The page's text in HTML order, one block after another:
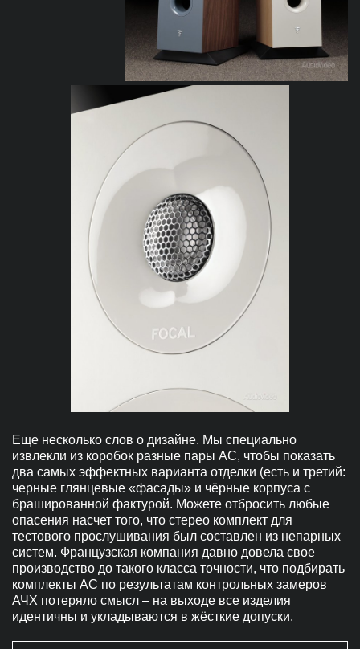
Еще несколько слов о дизайне. Мы специально
извлекли из коробок разные пары АС, чтобы показать
два самых эффектных варианта отделки (есть и третий:
черные глянцевые «фасады» и чёрные корпуса с
брашированной фактурой. Можете отбросить любые
опасения насчет того, что стерео комплект для
тестового прослушивания был составлен из непарных
систем. Французская компания давно довела свое
производство до такого класса точности, что подбирать
комплекты АС по результатам контрольных замеров
АЧХ потеряло смысл – на выходе все изделия
идентичны и укладываются в жёсткие допуски.